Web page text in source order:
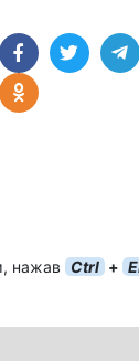
нажав Ctrl +